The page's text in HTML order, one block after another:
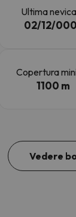
Ultima
02/12/
Copertura
1100 m
Vedere